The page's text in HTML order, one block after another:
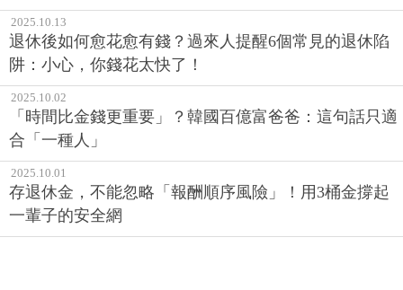
2025.10.13
退休後如何愈花愈有錢？過來人提醒6個常見的退休陷
阱：小心，你錢花太快了！
2025.10.02
「時間比金錢更重要」？韓國百億富爸爸：這句話只適
合「一種人」
2025.10.01
存退休金，不能忽略「報酬順序風險」！用3桶金撐起
一輩子的安全網